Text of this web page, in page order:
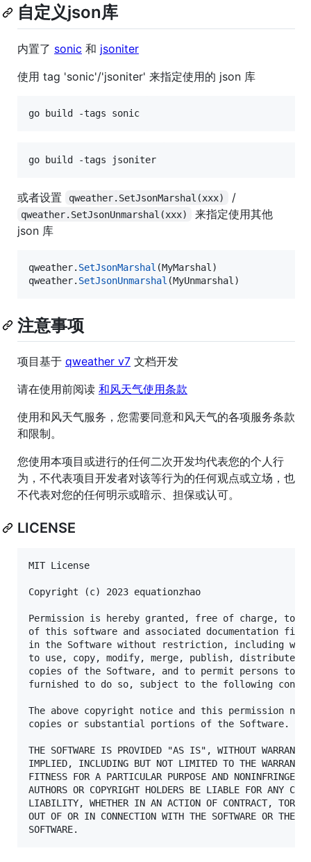
自定义json库
内置了 sonic 和 jsoniter
使用 tag 'sonic'/'jsoniter' 来指定使用的 json 库
go build -tags sonic
go build -tags jsoniter
或者设置 qweather.SetJsonMarshal(xxx) /
qweather.SetJsonUnmarshal(xxx)
来指定使用其他
json 库
qweather. SetJsonMarshal (MyMarshal
qweather. SetJsonUnmarshal (MyUnmarshal )
注意事项
项目基于 qweather v7 文档开发
请在使用前阅读 和风天气使用条款
使用和风天气服务，您需要同意和风天气的各项服务条款
和限制。
您使用本项目或进行的任何二次开发均代表您的个人行
为，不代表项目开发者对该等行为的任何观点或立场，也
不代表对您的任何明示或暗示、担保或认可。
LICENSE
MIT License
Copyright (c) 2023 equationzhao
Permission is hereby granted, free of charge, to
of this software and associated documentation
in the Software without restriction, including
to use, copy, modify, merge, publish, distribute,
copies of the Software, and to permit persons to
furnished to do so, subject to the following
The above copyright notice and this permission
copies or substantial portions of the Software.
THE SOFTWARE IS PROVIDED "AS IS", WITHOUT
IMPLIED, INCLUDING BUT NOT LIMITED TO THE
FITNESS FOR A PARTICULAR PURPOSE AND
AUTHORS OR COPYRIGHT HOLDERS BE LIABLE FOR ANY
LIABILITY, WHETHER IN AN ACTION OF CONTRACT, TORT
OUT OF OR IN CONNECTION WITH THE SOFTWARE OR THE